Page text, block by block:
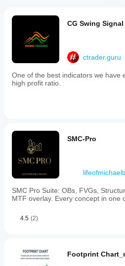
CG Swing Signal
ctrader.guru
One of the best indicators we have
high profit ratio.
SMC-Pro
SMC Pro Suite: OBs, FVGs,
MTF overlay. Every concept in one
4.5 (2)
Footprint